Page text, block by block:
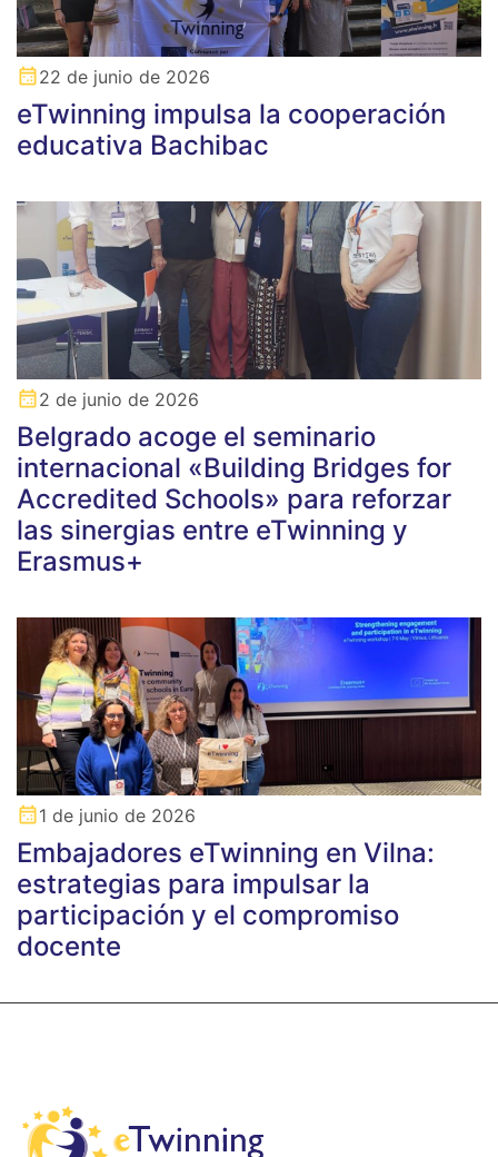
22 de junio de 2026
eTwinning impulsa la cooperación
educativa Bachibac
2 de junio de 2026
Belgrado acoge el seminario
internacional «Building Bridges for
Accredited Schools» para reforzar
las sinergias entre eTwinning y
Erasmus+
1 de junio de 2026
Embajadores eTwinning en Vilna:
estrategias para impulsar la
participación y el compromiso
docente